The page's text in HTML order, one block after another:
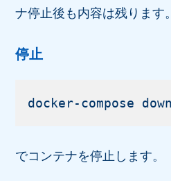
ナ停止後も内容は残ります。
停止
でコンテナを停止します。